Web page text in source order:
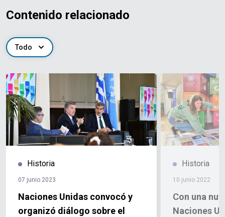
Contenido relacionado
Todo
Historia
07 junio 2023
Naciones Unidas convocó y
organizó diálogo sobre el
Historia
10 junio 2022
Con una
Naciones